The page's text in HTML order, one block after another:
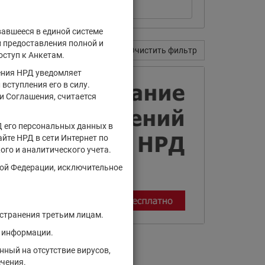
в единой системе
предоставления полной и
к Анкетам.
НРД уведомляет
его в силу.
считается
его персональных данных в
НРД в сети Интернет по
и аналитического учета.
Федерации, исключительное
третьим лицам.
информации.
на отсутствие вирусов,
Очистить фильтр